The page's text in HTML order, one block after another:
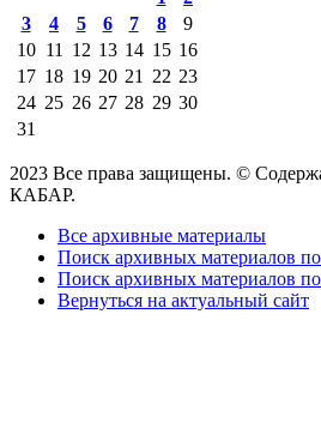
3
4 5 6 7 8
9
10 11 12 13 14 15 16
17 18 19 20 21 22 23
24 25 26 27 28 29 30
31
2023 Все права защищены. ©
КАБАР.
Все архивные материалы
Поиск архивных материалов
Поиск архивных материалов по
Вернуться на актуальный сайт